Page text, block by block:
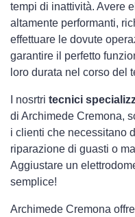
tempi di inattività. Avere
altamente performanti,
effettuare le dovute
garantire il perfetto
loro durata nel corso del
I nosrtri tecnici
di Archimede Cremona,
i clienti che necessitano
riparazione di guasti o
Aggiustare un
semplice!
Archimede Cremona